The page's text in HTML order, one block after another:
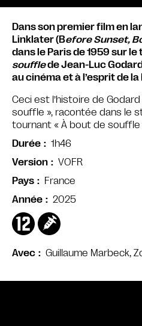
Avec Guillaume Marbeck,
Dans son premier film en
Linklater (Before Sunset,
dans le Paris de 1959 sur le
soufflede Jean-Luc
au cinéma et à l’esprit de
Ceci est l’histoire de
souffle », racontée dans le
tournant « À bout de souffle
Durée
1h46
Version
VOFR
Pays
France
Année
2025